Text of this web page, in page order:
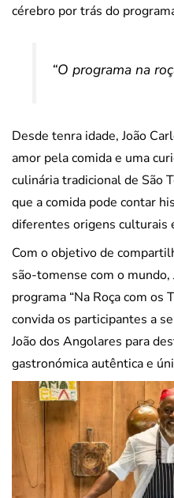
cérebro por trás do
“O programa na
Desde tenra idade, João
amor pela comida e uma
culinária tradicional de São
que a comida pode contar
diferentes origens culturais
Com o objetivo de
são-tomense com o mundo,
programa “Na Roça com os
convida os participantes a
João dos Angolares para
gastronómica autêntica e